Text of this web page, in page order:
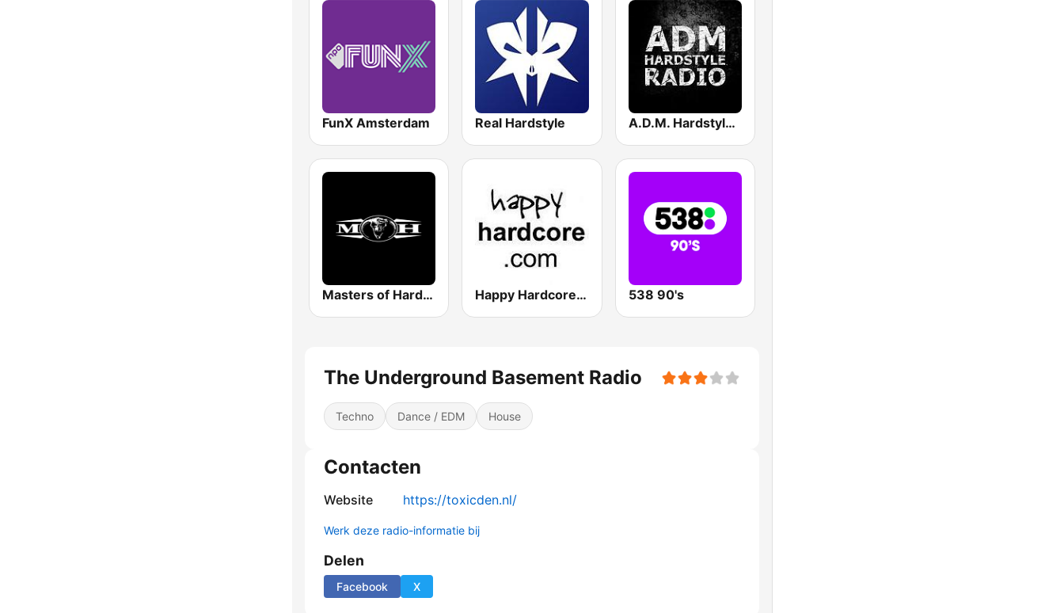
FunX Amsterdam Real Hardstyle A.D.M. Hardstyle Radio
Masters of Hardcore Happy Hardcore Radio 538 90's
The Underground Basement Radio
Techno Dance / EDM House
Contacten
Website https://toxicden.nl/
Werk deze radio-informatie bij
Delen
Facebook X